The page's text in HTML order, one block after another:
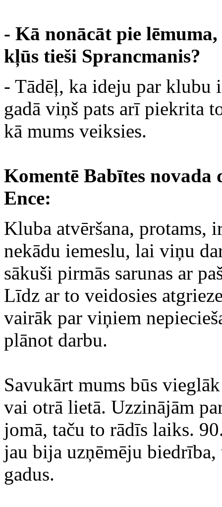
- Kā nonācāt pie
kļūs tieši Sprancmanis?
- Tādēļ, ka ideju par klubu
gadā viņš pats arī piekrita
kā mums veiksies.
Komentē Babītes novada
Ence:
Kluba atvēršana, protams,
nekādu iemeslu, lai viņu
sākuši pirmās sarunas ar
Līdz ar to veidosies
vairāk par viņiem
plānot darbu.
Savukārt mums būs
vai otrā lietā. Uzzinājām
jomā, taču to rādīs laiks.
jau bija uzņēmēju
gadus.